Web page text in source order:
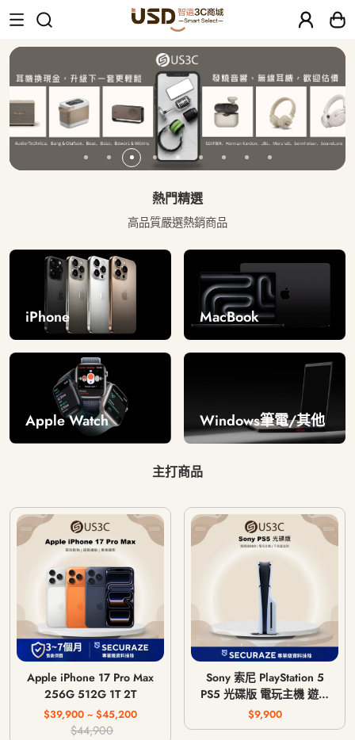
USD 智選二手3C商城｜【30天安心
熱門精選
高品質嚴選熱銷商品
iPhone MacBook
Apple Watch Windows筆電/其他
主打商品
Apple iPhone 17 Pro Max
256G 512G 1T 2T
$39,900 ~ $45,200
$44,900
Sony 索尼 PlayStation 5
PS5 光碟版 電玩主機 遊戲
主機 CFI-1018A / CFI-
1118A / CFI-1218A
$9,900